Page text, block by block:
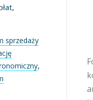
sprzedaży
,